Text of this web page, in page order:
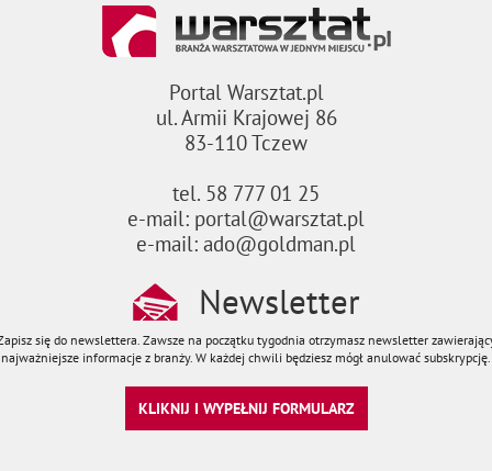
Portal Warsztat.pl
ul. Armii Krajowej 86
83-110 Tczew
tel. 58 777 01 25
e-mail: portal@warsztat.pl
e-mail: ado@goldman.pl
Newsletter
się do newslettera. Zawsze na początku tygodnia otrzymasz newsletter
najważniejsze informacje z branży. W każdej chwili będziesz mógł anulować subskrypcję.
KLIKNIJ I WYPEŁNIJ FORMULARZ